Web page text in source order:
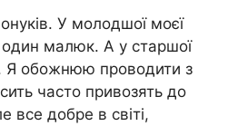
У молодшої моєї
один малюк. А у старшої
Я обожнюю проводити з
часто привозять до
все добре в світі,